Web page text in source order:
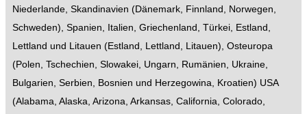
Niederlande, Skandinavien (Dänemark, Finnland , Norwegen,
Schweden), Spanien, Italien, Griechenland , Türkei, Estland,
Lettland und Litauen (Estland , Lettland , Litauen), Osteuropa
(Polen, Tschechien, Slowakei, Ungarn, Rumänien, Ukraine,
Bulgarien, Serbien, Bosnien und Herzegowina, Kroatien) USA
(Alabama, Alaska, Arizona, Arkansas, California, Colorado,